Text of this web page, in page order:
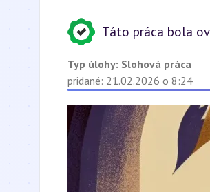
Táto práca bola
Typ úlohy: Slohová práca
pridané: 21.02.2026 o 8:24